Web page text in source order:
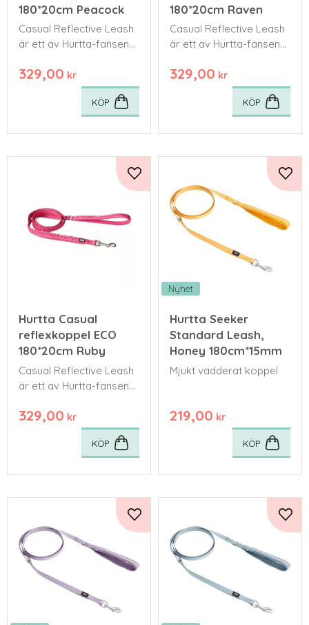
180*20cm Peacock
Casual Reflective Leash
är ett av Hurtta-fansens
329,00 kr
KÖP
180*20cm Raven
Casual Reflective Leash
är ett av Hurtta-fansens
329,00 kr
KÖP
Hurtta Casual
reflexkoppel ECO
180*20cm Ruby
Casual Reflective Leash
är ett av Hurtta-fansens
329,00 kr
Lägg till i favoriter
KÖP
Nyhet
Hurtta Seeker
Standard Leash,
Honey 180cm*15mm
Mjukt vadderat koppel
219,00 kr
KÖP
Lägg till i favoriter